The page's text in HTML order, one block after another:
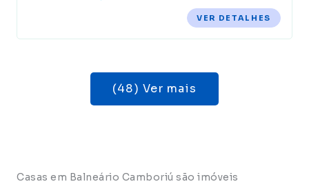
VER DETALHES
(48) Ver mais
Casas em Balneário Camboriú são imóveis